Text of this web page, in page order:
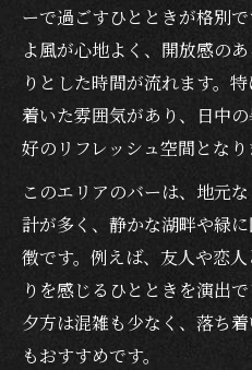
バーでしっとりと
美味しいお酒で彩る夕
バーで味わう美味
夏の宵にふさわし
しっとりしたバー
夕涼みと相性抜群
美味しいお酒が
静かな夏夜に味わう大
静かな夜にぴった
しっとりバーで美
ーで過ごすひとときが格別
よ風が心地よく、開放感の
りとした時間が流れます。
着いた雰囲気があり、日中
好のリフレッシュ空間となり
このエリアのバーは、地元
計が多く、静かな湖畔や緑
徴です。例えば、友人や恋
りを感じるひとときを演出
夕方は混雑も少なく、落ち
もおすすめです。